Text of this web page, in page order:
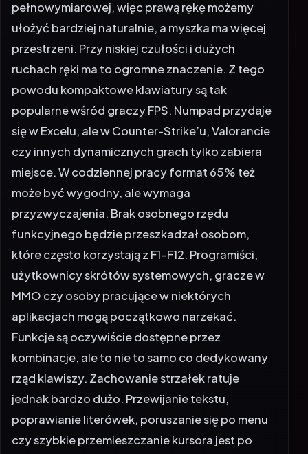
pełnowymiarowej, więc prawą rękę możemy
ułożyć bardziej naturalnie, a myszka ma więcej
przestrzeni. Przy niskiej czułości i dużych
ruchach ręki ma to ogromne znaczenie. Z tego
powodu kompaktowe klawiatury są tak
popularne wśród graczy FPS. Numpad przydaje
się w Excelu, ale w Counter-Strike’u, Valorancie
czy innych dynamicznych grach tylko zabiera
miejsce. W codziennej pracy format 65% też
może być wygodny, ale wymaga
przyzwyczajenia. Brak osobnego rzędu
funkcyjnego będzie przeszkadzał osobom,
które często korzystają z F1-F12. Programiści,
użytkownicy skrótów systemowych, gracze w
MMO czy osoby pracujące w niektórych
aplikacjach mogą początkowo narzekać.
Funkcje są oczywiście dostępne przez
kombinacje, ale to nie to samo co dedykowany
rząd klawiszy. Zachowanie strzałek ratuje
jednak bardzo dużo. Przewijanie tekstu,
poprawianie literówek, poruszanie się po menu
czy szybkie przemieszczanie kursora jest po